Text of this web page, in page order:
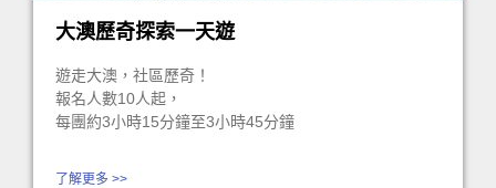
大澳歷奇探索一天遊
遊走大澳，社區歷奇！
報名人數10人起，
每團約3小時15分鐘至3小時45分鐘
了解更多 >>